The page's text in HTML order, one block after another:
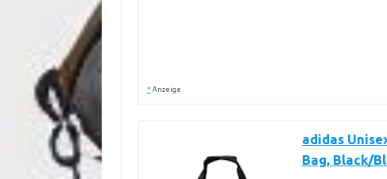
* Anzeige
adidas
Bag, Black/